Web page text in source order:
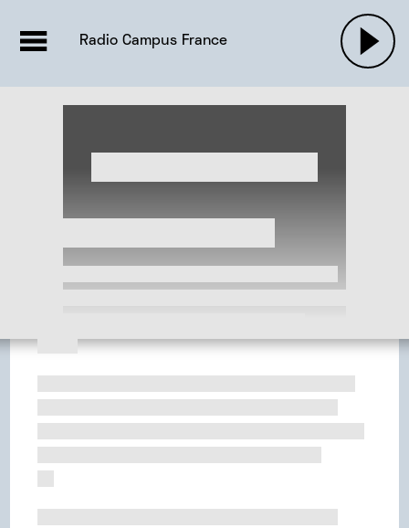
ACTUALITÉS
EMISSIONS |
PODCASTS
Radio Campus France